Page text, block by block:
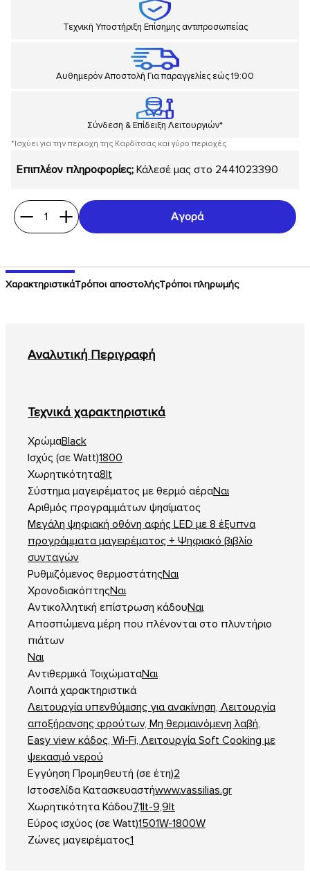
Τεχνική Υποστήριξη Επίσημης αντιπροσωπείας
Αυθημερόν Αποστολή Για παραγγελίες εώς 19:00
Σύνδεση & Επίδειξη Λειτουργιών*
*Ισχύει για την περιοχη της Καρδίτσας και γύρο περιοχές
Επιπλέον πληροφορίες; Κάλεσέ μας στο 2441023390
1 Αγορά
ΧαρακτηριστικάΤρόποι αποστολήςΤρόποι πληρωμής
Αναλυτική Περιγραφή
Τεχνικά χαρακτηριστικά
ΧρώμαBlack
Ισχύς (σε Watt)1800
Χωρητικότητα8lt
Σύστημα μαγειρέματος με θερμό αέραΝαι
Αριθμός προγραμμάτων ψησίματος
Μεγάλη ψηφιακή οθόνη αφής LED με 8 έξυπνα
προγράμματα μαγειρέματος + Ψηφιακό βιβλίο
συνταγών
Ρυθμιζόμενος θερμοστάτηςΝαι
ΧρονοδιακόπτηςΝαι
Αντικολλητική επίστρωση κάδουΝαι
Αποσπώμενα μέρη που πλένονται στο πλυντήριο
πιάτων
Ναι
Αντιθερμικά ΤοιχώματαΝαι
Λοιπά χαρακτηριστικά
Λειτουργία υπενθύμισης για ανακίνηση, Λειτουργία
αποξήρανσης φρούτων, Μη θερμαινόμενη λαβή,
Easy view κάδος, Wi-Fi, Λειτουργία Soft Cooking με
ψεκασμό νερού
Εγγύηση Προμηθευτή (σε έτη)2
Ιστοσελίδα Κατασκευαστήwww.vassilias.gr
Χωρητικότητα Κάδου7,1lt-9,9lt
Εύρος ισχύος (σε Watt)1501W-1800W
Ζώνες μαγειρέματος1